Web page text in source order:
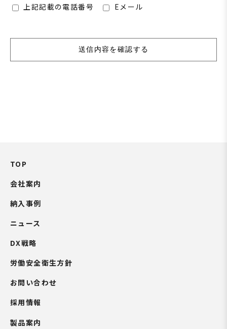
上記記載の電話番号
Eメール
TOP
会社案内
納入事例
ニュース
DX戦略
労働安全衛生方針
お問い合わせ
採用情報
製品案内